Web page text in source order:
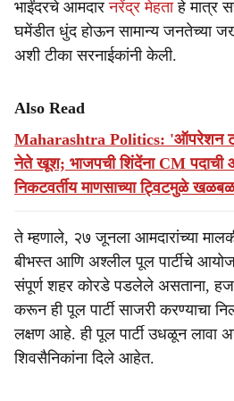
भाईंदरचे आमदारनरेंद्र मेहताहे मात्र
घमेंडीत धुंद होऊन सामान्य जनतेच्या
अशी टीका सरनाईकांनी केली.
Also Read
Maharashtra Politics: 'ऑपरेशन
नेते खूश; भाजपची शिंदेंना CM पदाची
निकटवर्तीय माणसाच्या ट्विटमुळे खळबळ
ते म्हणाले, २७ जूनला आमदारांच्या
बीभस्त आणि अश्लील पूल पार्टीचे
संपूर्ण शहर कोरडे पडलेले असताना,
करून ही पूल पार्टी साजरी करण्याचा
लक्षण आहे. ही पूल पार्टी उधळून लावा
शिवसैनिकांना दिले आहेत.